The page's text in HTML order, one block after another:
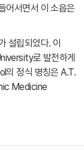
어서면서 이 소읍은
설립되었다. 이
로 발전하게
정식 명칭은 A.T.
Medicine